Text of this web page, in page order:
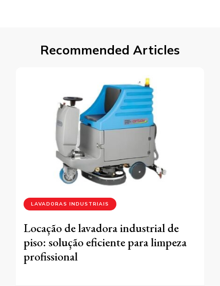
Recommended Articles
LAVADORAS INDUSTRIAIS
Locação de lavadora industrial de
piso: solução eficiente para limpeza
profissional